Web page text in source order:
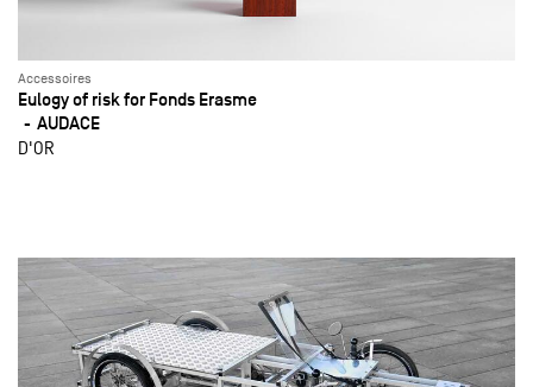
Accessoires
Eulogy of risk for Fonds Erasme
AUDACE
D'OR